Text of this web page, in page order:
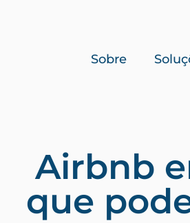
Sobre
Airbnb
que